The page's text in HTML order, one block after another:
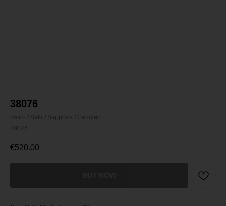
38076
Zafiro / Safir / Sapphire / Сапфир
38076
€520.00